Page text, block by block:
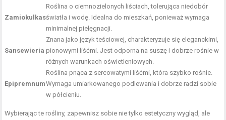
Zamiokulkas
Roślina o ciemnozielonych liściach, tolerująca niedobór
światła i wodę. Idealna do mieszkań, ponieważ wymaga
minimalnej pielęgnacji.
Sansewieria
Znana jako język teściowej, charakteryzuje się eleganckimi,
pionowymi liśćmi. Jest odporna na suszę i dobrze rośnie w
różnych warunkach oświetleniowych.
Epipremnum
Roślina pnąca z sercowatymi liśćmi, która szybko rośnie.
Wymaga umiarkowanego podlewania i dobrze radzi sobie
w półcieniu.
Wybierając te rośliny, zapewnisz sobie nie tylko estetyczny wygląd, ale